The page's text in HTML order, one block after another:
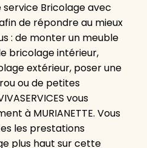
Bricolage avec
de répondre au mieux
: de monter un meuble
bricolage intérieur,
extérieur, poser une
ou de petites
vous
à MURIANETTE. Vous
les prestations
plus haut sur cette